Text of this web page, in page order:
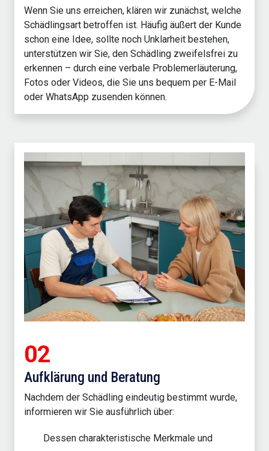
Wenn Sie uns erreichen, klären wir zunächst, welche
Schädlingsart betroffen ist. Häufig äußert der Kunde
schon eine Idee, sollte noch Unklarheit bestehen,
unterstützen wir Sie, den Schädling zweifelsfrei zu
erkennen – durch eine verbale Problemerläuterung,
Fotos oder Videos, die Sie uns bequem per E-Mail
oder WhatsApp zusenden können.
02
Aufklärung und Beratung
Nachdem der Schädling eindeutig bestimmt wurde,
informieren wir Sie ausführlich über:
Dessen charakteristische Merkmale und